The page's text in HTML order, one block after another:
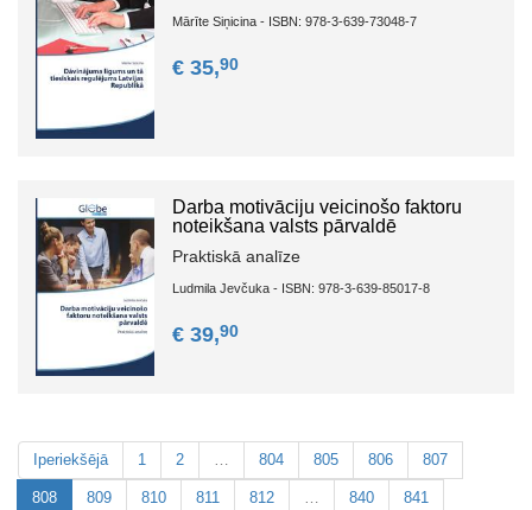
Mārīte Siņicina - ISBN: 978-3-639-73048-7
€ 35,90
Darba motivāciju veicinošo faktoru
noteikšana valsts pārvaldē
Praktiskā analīze
Ludmila Jevčuka - ISBN: 978-3-639-85017-8
€ 39,90
Iperiekšējā 1 2 804 805 806 807
808 809 810 811 812 840 841